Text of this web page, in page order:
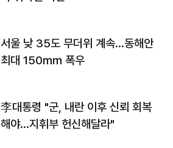
서울 낮 35도 무더위 계속…동해안
최대 150㎜ 폭우
李대통령 "군, 내란 이후 신뢰 회복
해야…지휘부 헌신해달라"